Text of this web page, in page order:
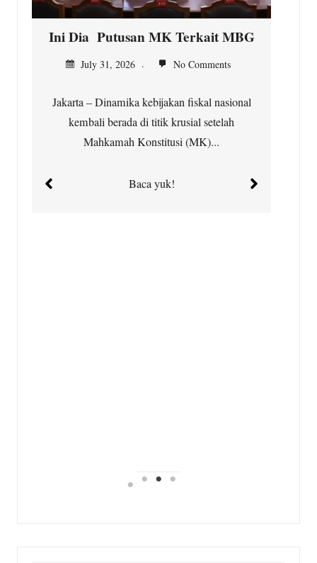
Ini Dia Putusan MK Terkait MBG
July 31, 2026 No Comments
Jakarta – Dinamika kebijakan fiskal nasional
kembali berada di titik krusial setelah
Mahkamah Konstitusi (MK)...
Baca yuk!